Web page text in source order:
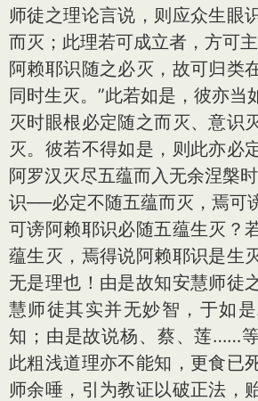
师徒之理论言说，则应众生眼
而灭；此理若可成立者，方可
阿赖耶识随之必灭，故可归类
同时生灭。”此若如是，彼亦当
灭时眼根必定随之而灭、意识
灭。彼若不得如是，则此亦必
阿罗汉灭尽五蕴而入无余涅槃
识──必定不随五蕴而灭，焉可
可谤阿赖耶识必随五蕴生灭？
蕴生灭，焉得说阿赖耶识是生
无是理也！由是故知安慧师徒
慧师徒其实并无妙智，于如
知；由是故说杨、蔡、莲……
此粗浅道理亦不能知，更食已
师余唾，引为教证以破正法，